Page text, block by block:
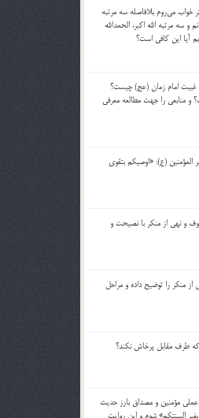
خواب مي‌روم بلافاصله سه مرتبه
سه مرتبه الله اكبر، الحمدالله
آيا اين كافي است؟
غيبت امام زمان (عج) چيست؟
و منابعي را جهت مطالعه معرفي
المؤمنين (ع): «اوصيكم بتقوي
و نهي از منكر با نصيحت و
از منكر را توضيح داده و مراحل
كه طرف مقابل پرخاش نكند؟
مؤمنين و مصداق بارز حديث